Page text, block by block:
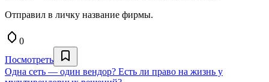
Отправил в личку название фирмы.
0
Посмотреть
Одна сеть — один вендор? Есть ли право на жизнь у